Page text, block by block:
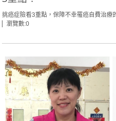
挑癌症險看3重點，保障不幸罹癌自費治療
瀏覽數:0